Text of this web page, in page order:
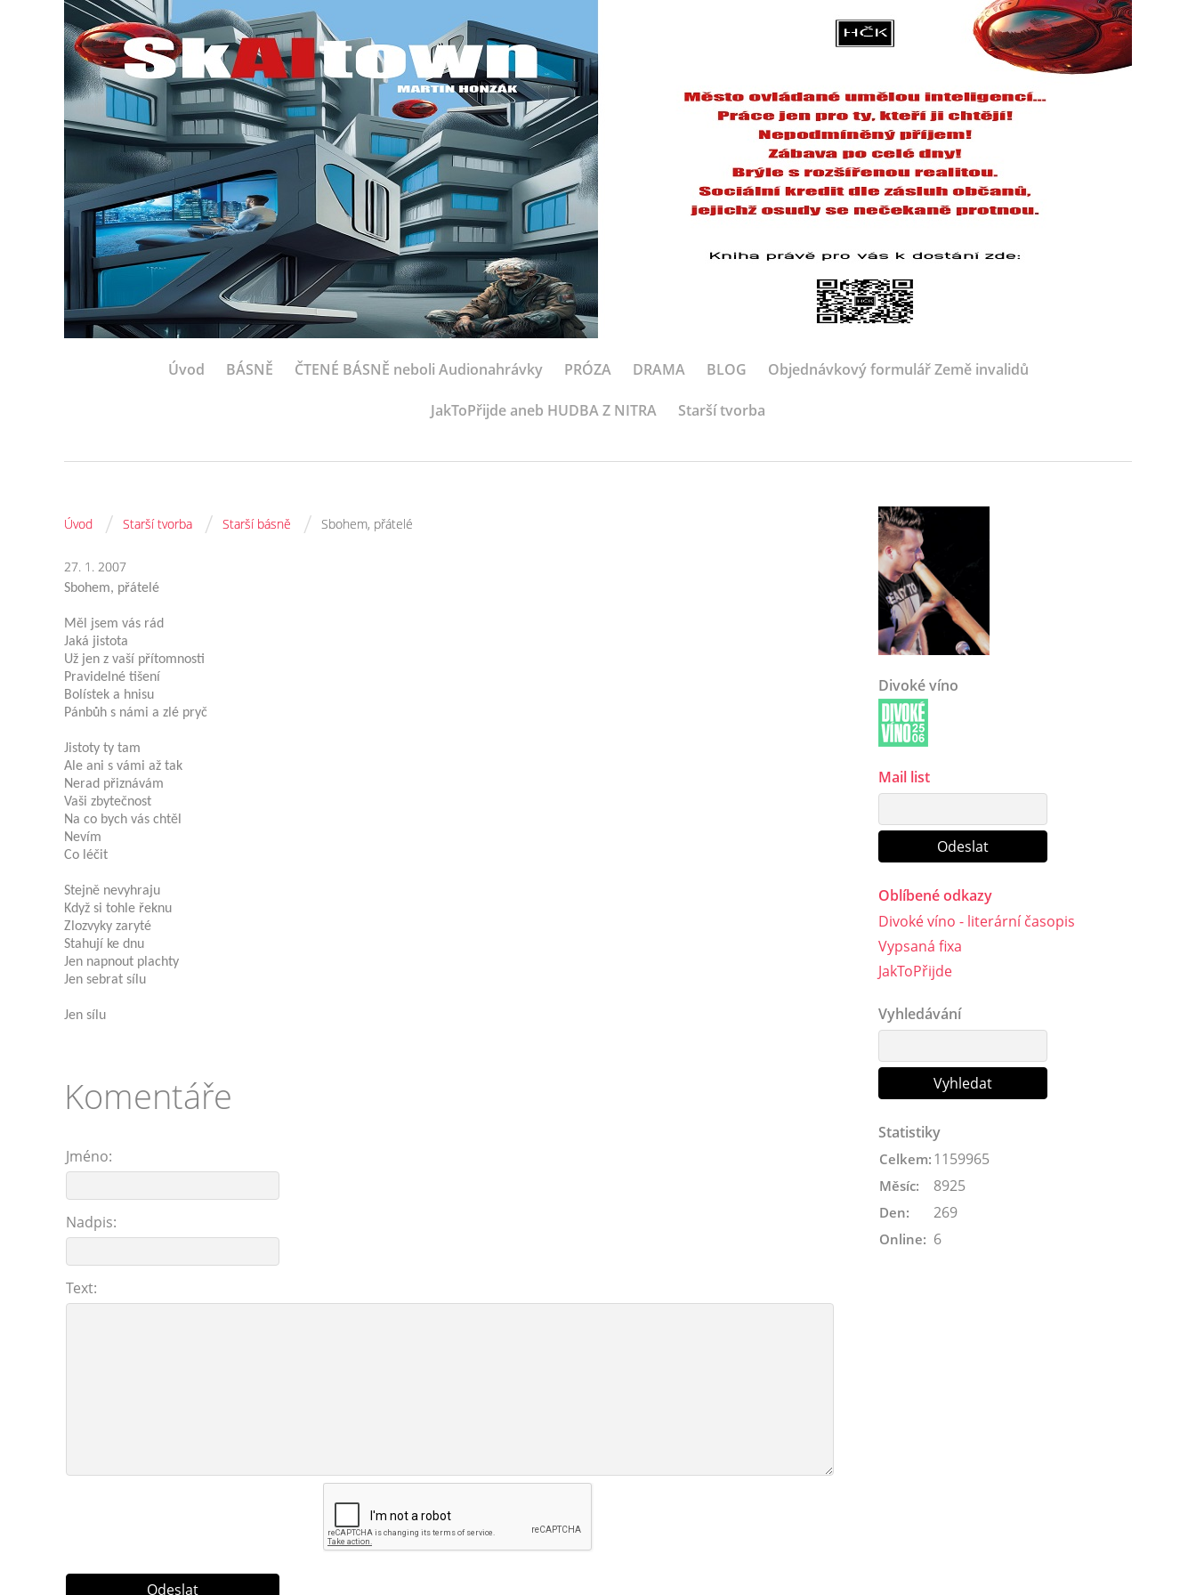
Úvod BÁSNĚ ČTENÉ BÁSNĚ neboli Audionahrávky PRÓZA DRAMA BLOG Objednávkový formulář Země invalidů
JakToPřijde aneb HUDBA Z NITRA Starší tvorba
Úvod / Starší tvorba / Starší básně / Sbohem, přátelé
27. 1. 2007
Sbohem, přátelé
Měl jsem vás rád
Jaká jistota
Už jen z vaší přítomnosti
Pravidelné tišení
Bolístek a hnisu
Pánbůh s námi a zlé pryč
Jistoty ty tam
Ale ani s vámi až tak
Nerad přiznávám
Vaši zbytečnost
Na co bych vás chtěl
Nevím
Co léčit
Stejně nevyhraju
Když si tohle řeknu
Zlozvyky zaryté
Stahují ke dnu
Jen napnout plachty
Jen sebrat sílu
Jen sílu
Komentáře
Jméno:
Nadpis:
Text:
Divoké víno
Mail list
Oblíbené odkazy
Divoké víno - literární časopis
Vypsaná fixa
JakToPřijde
Vyhledávání
Statistiky
Online: 6
Celkem: 1159965
Měsíc: 8925
Den: 269